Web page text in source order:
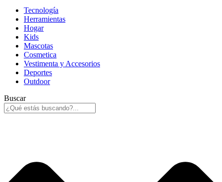
Tecnología
Herramientas
Hogar
Kids
Mascotas
Cosmetica
Vestimenta y Accesorios
Deportes
Outdoor
Buscar